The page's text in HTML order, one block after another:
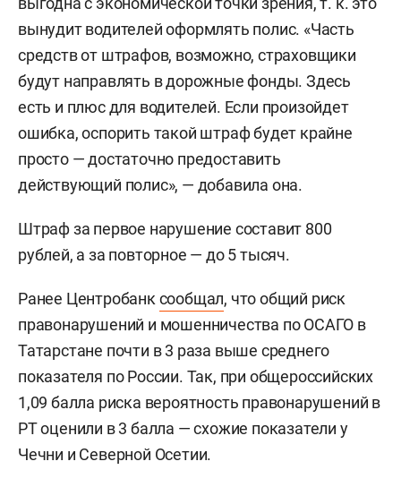
вынудит водителей оформлять полис. «Часть
средств от штрафов, возможно, страховщики
будут направлять в дорожные фонды. Здесь
есть и плюс для водителей. Если произойдет
ошибка, оспорить такой штраф будет крайне
просто — достаточно предоставить
действующий полис», — добавила она.
Штраф за первое нарушение составит 800
рублей, а за повторное — до 5 тысяч.
Ранее Центробанк сообщал, что общий риск
правонарушений и мошенничества по ОСАГО в
Татарстане почти в 3 раза выше среднего
показателя по России. Так, при общероссийских
1,09 балла риска вероятность правонарушений в
РТ оценили в 3 балла — схожие показатели у
Чечни и Северной Осетии.